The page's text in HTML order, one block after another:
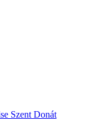
Szent Donát